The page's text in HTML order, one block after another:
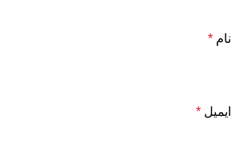
نام *
ایمیل *